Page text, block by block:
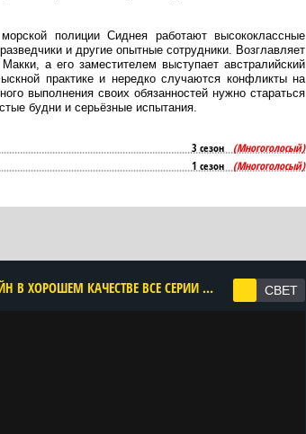
полиции Сиднея работают высококлассные
и другие опытные сотрудники. Возглавляет
а его заместителем выступает австралийский
практике и нередко случаются конфликты на
выполнения своих обязанностей нужно стараться
будни и серьёзные испытания.
3 сезон (Многоголосый)
1 сезон (Многоголосый)
CМОТРЕТЬ МОРСКАЯ ПОЛИЦИЯ: СИДНЕЙ 2 СЕЗОН ОНЛАЙН В ХОРОШЕМ КАЧЕСТВЕ ВСЕ СЕРИИ ПОДРЯД БЕСПЛАТНО